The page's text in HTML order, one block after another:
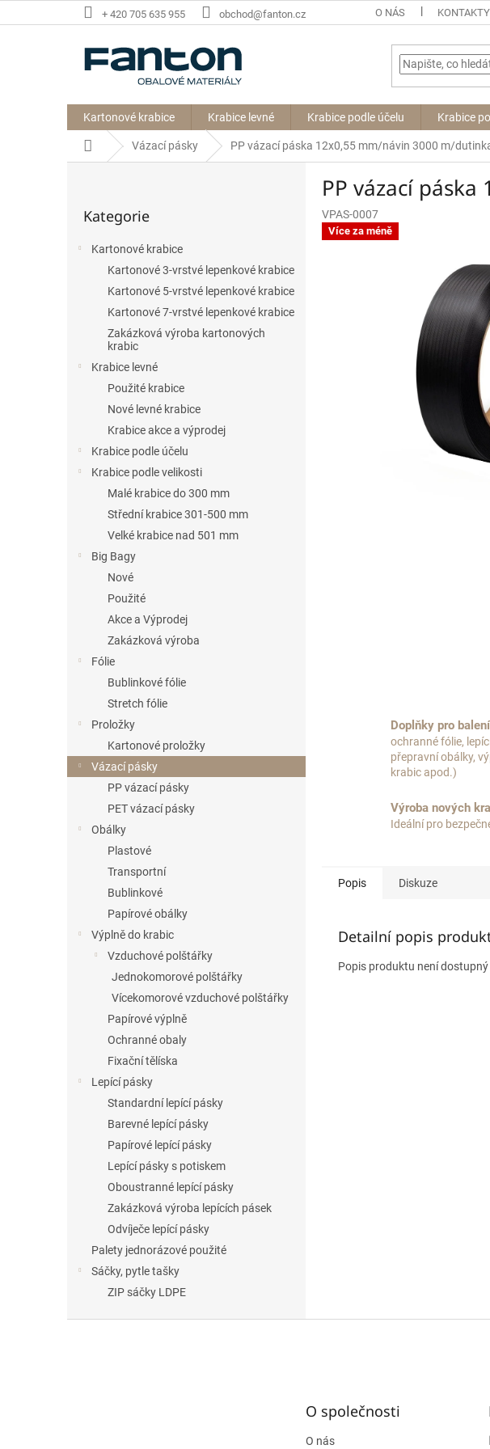
na
+ 420 705 635 955 obchod@fanton.cz O NÁS KONTAKTY
Kartonové krabice Krabice levné Krabice podle účelu Krabice
Domů Vázací pásky PP vázací páska 12x0,55 mm/návin 3000 m/
kategorie
Kategorie
Kartonové krabice
Kartonové 3-vrstvé lepenkové krabice
Kartonové 5-vrstvé lepenkové krabice
Kartonové 7-vrstvé lepenkové krabice
Zakázková výroba kartonových
krabic
Krabice levné
Použité krabice
Nové levné krabice
Krabice akce a výprodej
Krabice podle účelu
Krabice podle velikosti
Malé krabice do 300 mm
Střední krabice 301-500 mm
Velké krabice nad 501 mm
Big Bagy
Nové
Použité
Akce a Výprodej
Zakázková výroba
Fólie
Bublinkové fólie
Stretch fólie
Proložky
Kartonové proložky
Vázací pásky
PP vázací pásky
PET vázací pásky
Obálky
Plastové
Transportní
Bublinkové
Papírové obálky
Výplně do krabic
Vzduchové polštářky
Jednokomorové polštářky
Vícekomorové vzduchové polštářky
Papírové výplně
Ochranné obaly
Fixační tělíska
Lepící pásky
Standardní lepící pásky
Barevné lepící pásky
Papírové lepící pásky
Lepící pásky s potiskem
Oboustranné lepící pásky
Zakázková výroba lepících pásek
Odvíječe lepící pásky
Palety jednorázové použité
Sáčky, pytle tašky
ZIP sáčky LDPE
PP vázací
VPAS-0007
Více za méně
Doplňky pro
ochranné fólie,
přepravní obálky,
krabic apod.)
Výroba nových
Ideální pro
Popis Diskuze
Detailní popis
Popis produktu není dostupný
O společnosti
O nás